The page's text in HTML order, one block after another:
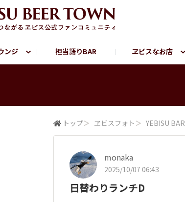
ンジ 担当語りBAR ヱビスなお店
ロビール公式Instagram
トップ＞ ヱビスフォト ＞ YEBISU BAR
monaka
2025/10/07 06:43
日替わりランチD